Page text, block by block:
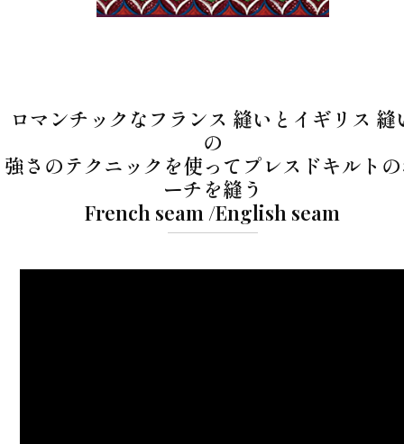
ロマンチックなフランス 縫いとイギリス 縫
の
強さのテクニックを使ってプレスドキルト
ーチを縫う
French seam /English seam